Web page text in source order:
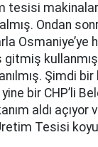
Ondan
Osmaniye’ye
gitmiş
Şimdi
bir CHP’li
aldı açıyor
Tesisi